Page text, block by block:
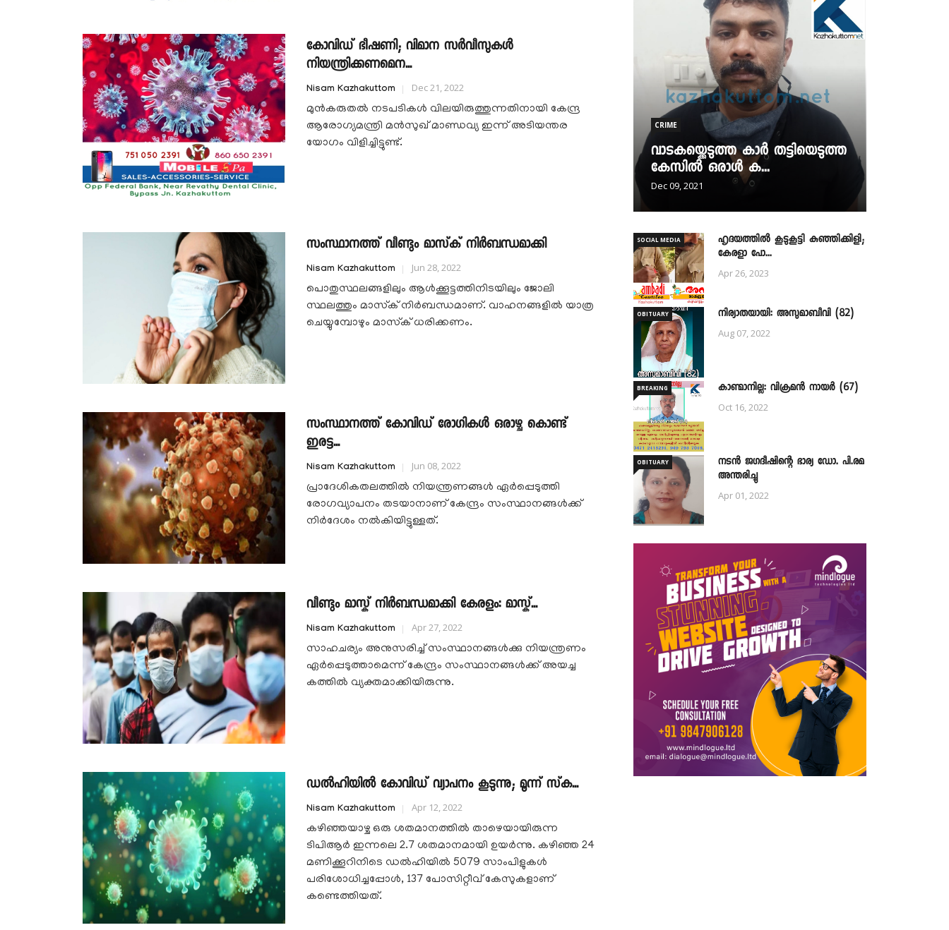
കോവിഡ് ഭീഷണി; വിമാന സർവീസുകൾ
നിയന്ത്രിക്കണമെന...
Nisam Kazhakuttom
Dec 21, 2022
മുന്‍കരുതല്‍ നടപടികള്‍ വിലയിരുത്തുന്നതിനായി കേന്ദ്ര
ആരോഗ്യമന്ത്രി മൻസുഖ് മാണ്ഡവ്യ ഇന്ന് അടിയന്തര
യോഗം വിളിച്ചിട്ടുണ്ട്.
സംസ്ഥാനത്ത് വീണ്ടും മാസ്‍ക് നിർബന്ധമാക്കി
Nisam Kazhakuttom
Jun 28, 2022
പൊതുസ്ഥലങ്ങളിലും ആൾക്കൂട്ടത്തിനിടയിലും ജോലി
സ്ഥലത്തും മാസ്‍ക് നിർബന്ധമാണ്. വാഹനങ്ങളിൽ യാത്ര
ചെയ്യുമ്പോഴും മാസ്‍ക് ധരിക്കണം.
സംസ്ഥാനത്ത് കോവിഡ് രോഗികൾ ഒരാഴ്ച കൊണ്ട്
ഇരട്ട...
Nisam Kazhakuttom
Jun 08, 2022
പ്രാദേശികതലത്തിൽ നിയന്ത്രണങ്ങൾ ഏർപ്പെടുത്തി
രോഗവ്യാപനം തടയാനാണ് കേന്ദ്രം സംസ്ഥാനങ്ങൾക്ക്
നിർദേശം നൽകിയിട്ടുള്ളത്.
വീണ്ടും മാസ്ക് നിര്‍ബന്ധമാക്കി കേരളം: മാസ്ക്...
Nisam Kazhakuttom
Apr 27, 2022
സാഹചര്യം അനുസരിച്ച് സംസ്ഥാനങ്ങള്‍ക്കു നിയന്ത്രണം
ഏര്‍പ്പെടുത്താമെന്ന് കേന്ദ്രം സംസ്ഥാനങ്ങള്‍ക്ക് അയച്ച
കത്തില്‍ വ്യക്തമാക്കിയിരുന്നു.
ഡൽഹിയിൽ കോവിഡ്‌ വ്യാപനം കൂടുന്നു; മൂന്ന് സ്‌ക...
Nisam Kazhakuttom
Apr 12, 2022
കഴിഞ്ഞയാഴ്ച ഒരു ശതമാനത്തില്‍ താഴെയായിരുന്ന
ടിപിആര്‍ ഇന്നലെ 2.7 ശതമാനമായി ഉയര്‍ന്നു. കഴിഞ്ഞ 24
മണിക്കൂറിനിടെ ഡല്‍ഹിയില്‍ 5079 സാംപിളുകള്‍
പരിശോധിച്ചപ്പോള്‍, 137 പോസിറ്റീവ് കേസുകളാണ്
കണ്ടെത്തിയത്.
CRIME
വാടകയ്ക്കെടുത്ത കാർ തട്ടിയെടുത്ത
കേസിൽ ഒരാൾ ക...
Dec 09, 2021
SOCIAL MEDIA
ഹൃദയത്തില്‍ കൂടുകൂട്ടി കുഞ്ഞിക്കിളി;
കേരളാ പോ...
Apr 26, 2023
OBITUARY നിര്യാതയായി: അസുമാബീവി (82)
Aug 07, 2022
BREAKING കാണ്മാനില്ല: വിക്രമൻ നായർ (67)
Oct 16, 2022
OBITUARY
നടൻ ജഗദീഷിന്റെ ഭാര്യ ഡോ. പി.രമ
അന്തരിച്ചു
Apr 01, 2022